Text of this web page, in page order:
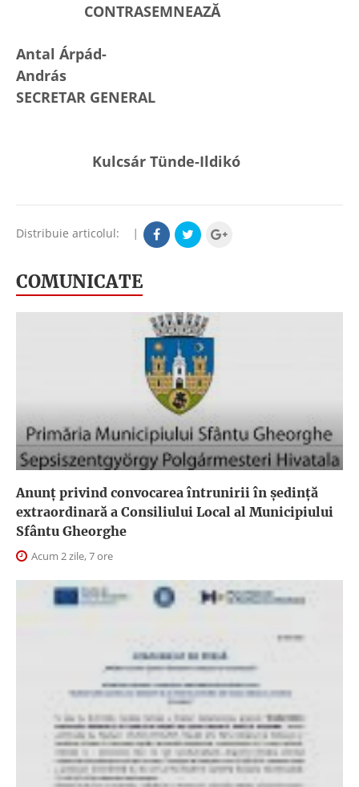
CONTRASEMNEAZĂ
Antal Árpád-
András
SECRETAR GENERAL
Kulcsár Tünde-Ildikó
Distribuie articolul: |
COMUNICATE
Anunţ privind convocarea întrunirii în şedinţă
extraordinară a Consiliului Local al Municipiului
Sfântu Gheorghe
Acum 2 zile, 7 ore